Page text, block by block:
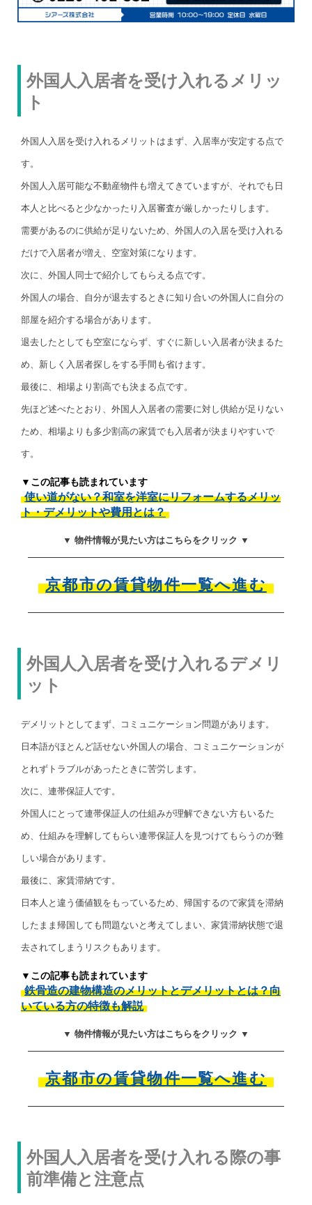
外国人入居者を受け入れるメリッ
ト
外国人入居を受け入れるメリットはまず、入居率が安定する点で
す。
外国人入居可能な不動産物件も増えてきていますが、それでも日
本人と比べると少なかったり入居審査が厳しかったりします。
需要があるのに供給が足りないため、外国人の入居を受け入れる
だけで入居者が増え、空室対策になります。
次に、外国人同士で紹介してもらえる点です。
外国人の場合、自分が退去するときに知り合いの外国人に自分の
部屋を紹介する場合があります。
退去したとしても空室にならず、すぐに新しい入居者が決まるた
め、新しく入居者探しをする手間も省けます。
最後に、相場より割高でも決まる点です。
先ほど述べたとおり、外国人入居者の需要に対し供給が足りない
ため、相場よりも多少割高の家賃でも入居者が決まりやすいで
す。
▼この記事も読まれています
使い道がない？和室を洋室にリフォームするメリッ
ト・デメリットや費用とは？
▼ 物件情報が見たい方はこちらをクリック ▼
京都市の賃貸物件一覧へ進む
外国人入居者を受け入れるデメリ
ット
デメリットとしてまず、コミュニケーション問題があります。
日本語がほとんど話せない外国人の場合、コミュニケーションが
とれずトラブルがあったときに苦労します。
次に、連帯保証人です。
外国人にとって連帯保証人の仕組みが理解できない方もいるた
め、仕組みを理解してもらい連帯保証人を見つけてもらうのが難
しい場合があります。
最後に、家賃滞納です。
日本人と違う価値観をもっているため、帰国するので家賃を滞納
したまま帰国しても問題ないと考えてしまい、家賃滞納状態で退
去されてしまうリスクもあります。
▼この記事も読まれています
鉄骨造の建物構造のメリットとデメリットとは？向
いている方の特徴も解説
▼ 物件情報が見たい方はこちらをクリック ▼
京都市の賃貸物件一覧へ進む
外国人入居者を受け入れる際の事
前準備と注意点